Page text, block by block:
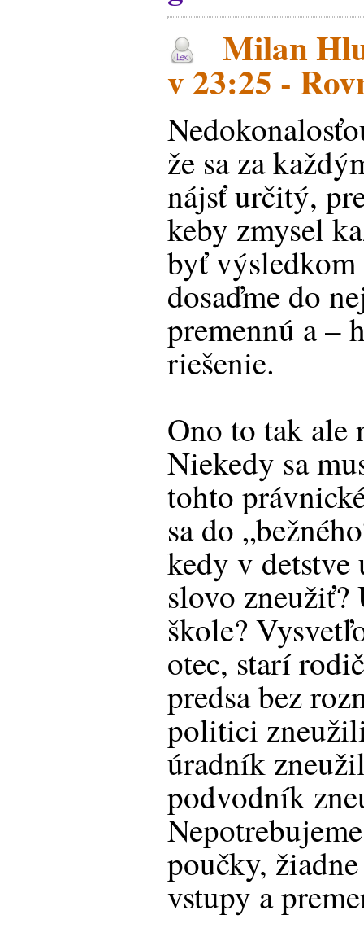
Milan
v 23:25 -
že sa za
nájsť určitý,
keby zmysel
byť
dosaďme do
premennú a –
riešenie.
Ono to tak ale
Niekedy sa
tohto
sa do
kedy v detstve
slovo
škole?
otec, starí
predsa bez
politici
úradník
podvodník
poučky,
vstupy a